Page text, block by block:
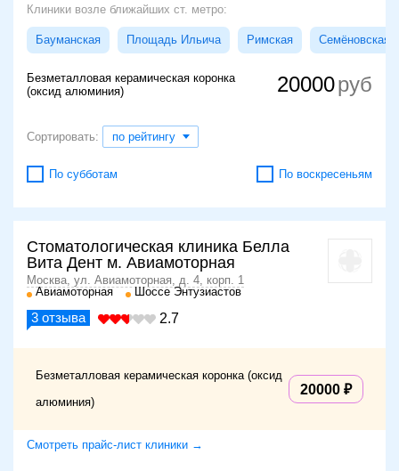
Клиники возле ближайших ст. метро:
Бауманская Площадь Ильича Римская Семёновская
Безметалловая керамическая коронка
(оксид алюминия)
20000
Сортировать: по рейтингу
По субботам По воскресеньям
Стоматологическая клиника Белла
Вита Дент м. Авиамоторная
Москва, ул. Авиамоторная, д. 4, корп. 1
Авиамоторная
Шоссе Энтузиастов
3 отзыва 2.7
Безметалловая керамическая коронка (оксид
алюминия)
20000
Смотреть прайс-лист клиники →